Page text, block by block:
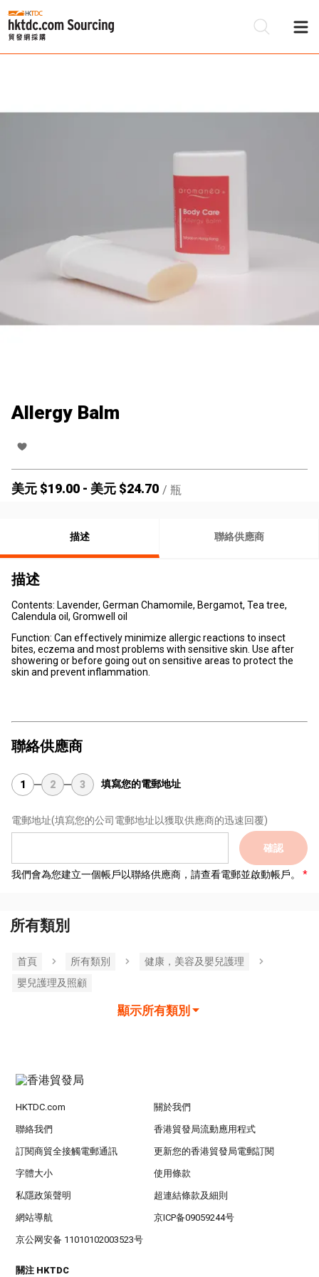
Allergy Balm
美元 $19.00 - 美元 $24.70 / 瓶
描述 聯絡供應商
描述
Contents: Lavender, German Chamomile, Bergamot, Tea tree,
Calendula oil, Gromwell oil
Function: Can effectively minimize allergic reactions to insect
bites, eczema and most problems with sensitive skin. Use after
showering or before going out on sensitive areas to protect the
skin and prevent inflammation.
聯絡供應商
1 2 3 填寫您的電郵地址
電郵地址(填寫您的公司電郵地址以獲取供應商的迅速回覆)
確認
我們會為您建立一個帳戶以聯絡供應商，請查看電郵並啟動帳戶。
所有類別
首頁 所有類別
健康，美容及嬰兒護理
嬰兒護理及照顧
顯示所有類別
HKTDC.com 關於我們
聯絡我們 香港貿發局流動應用程式
訂閱商貿全接觸電郵通訊 更新您的香港貿發局電郵訂閱
字體大小 使用條款
私隱政策聲明 超連結條款及細則
網站導航 京ICP备09059244号
京公网安备 11010102003523号
關注 HKTDC